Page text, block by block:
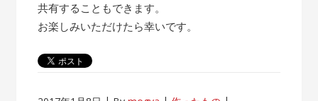
共有することもできます。
お楽しみいただけたら幸いです。